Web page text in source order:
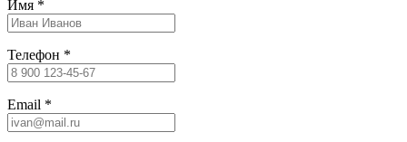
Имя *
Телефон *
Email *